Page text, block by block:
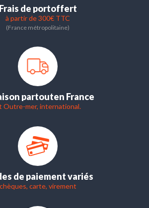
Frais de portoffert
à partir de 300€ TTC
(France métropolitaine)
partouten France
Outre-mer, international.
de paiement variés
chèques, carte, virement